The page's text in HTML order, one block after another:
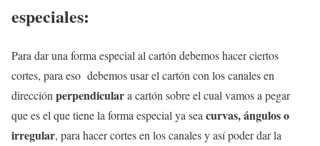
especiales:
Para dar una forma especial al cartón debemos hacer ciertos
cortes, para eso debemos usar el cartón con los canales en
dirección perpendiculara cartón sobre el cual vamos a pegar
que es el que tiene la forma especial ya sea curvas, ángulos o
irregular, para hacer cortes en los canales y así poder dar la